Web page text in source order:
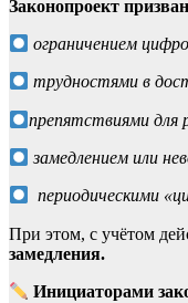
Законопроект
ограничением
трудностями в
препятствиями для
замедлением или
периодическими
При этом, с учётом
замедления.
Инициаторами